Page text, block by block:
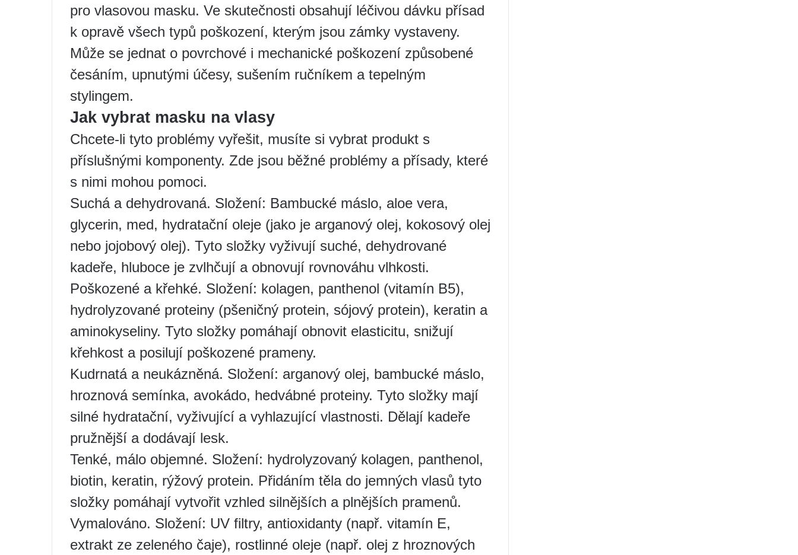
pro vlasovou masku. Ve skutečnosti obsahují léčivou dávku přísad
k opravě všech typů poškození, kterým jsou zámky vystaveny.
Může se jednat o povrchové i mechanické poškození způsobené
česáním, upnutými účesy, sušením ručníkem a tepelným
stylingem.
Jak vybrat masku na vlasy
Chcete-li tyto problémy vyřešit, musíte si vybrat produkt s
příslušnými komponenty. Zde jsou běžné problémy a přísady, které
s nimi mohou pomoci.
Suchá a dehydrovaná. Složení: Bambucké máslo, aloe vera,
glycerin, med, hydratační oleje (jako je arganový olej, kokosový olej
nebo jojobový olej). Tyto složky vyživují suché, dehydrované
kadeře, hluboce je zvlhčují a obnovují rovnováhu vlhkosti.
Poškozené a křehké. Složení: kolagen, panthenol (vitamín B5),
hydrolyzované proteiny (pšeničný protein, sójový protein), keratin a
aminokyseliny. Tyto složky pomáhají obnovit elasticitu, snižují
křehkost a posilují poškozené prameny.
Kudrnatá a neukázněná. Složení: arganový olej, bambucké máslo,
hroznová semínka, avokádo, hedvábné proteiny. Tyto složky mají
silné hydratační, vyživující a vyhlazující vlastnosti. Dělají kadeře
pružnější a dodávají lesk.
Tenké, málo objemné. Složení: hydrolyzovaný kolagen, panthenol,
biotin, keratin, rýžový protein. Přidáním těla do jemných vlasů tyto
složky pomáhají vytvořit vzhled silnějších a plnějších pramenů.
Vymalováno. Složení: UV filtry, antioxidanty (např. vitamín E,
extrakt ze zeleného čaje), rostlinné oleje (např. olej z hroznových